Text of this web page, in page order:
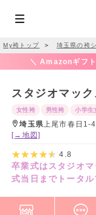
My袴トップ ＞ 埼玉県の袴
＼ Amazonギフ
スタジオマッ
女性袴 男性袴 小学生
埼玉県 上尾市春日
[→地図]
4.8
卒業式はスタジオ
式当日までトータ